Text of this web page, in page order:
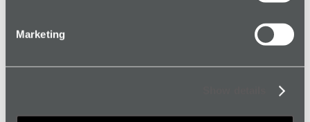
Marketing